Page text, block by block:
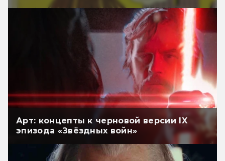
Арт: концепты к черновой версии IX
эпизода «Звёздных войн»